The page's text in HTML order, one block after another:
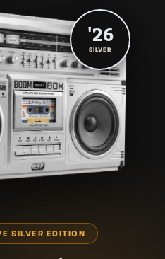
SILVER EDITION
'26
SILVER